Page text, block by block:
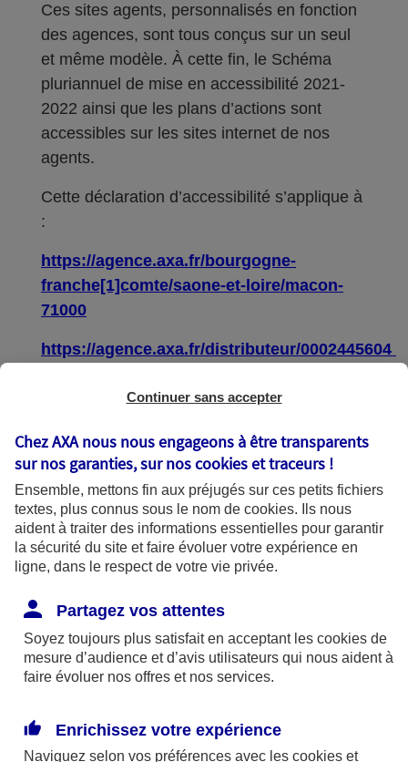
Ces sites agents, personnalisés en fonction
des agences, sont tous conçus sur un seul
et même modèle. À cette fin, le Schéma
pluriannuel de mise en accessibilité 2021-
2022 ainsi que les plans d’actions sont
accessibles sur les sites internet de nos
agents.
Cette déclaration d’accessibilité s’applique à
:
https://agence.axa.fr/bourgogne-
franche[1]comte/saone-et-loire/macon-
71000
https://agence.axa.fr/distributeur/0002445604
https://agence.axa.fr/distributeur/0004587904
État de conformité
Les pages web :
https://agence.axa.fr/bourgogne-
franche[1]comte/saone-et-loire/macon-
https://agence.axa.fr/distributeur/0002445604
sont partiellement conformes avec le
Continuer sans accepter
Chez AXA nous nous engageons à être transparents
sur nos garanties, sur noscookies et traceurs !
Ensemble, mettons fin aux préjugés sur ces petits fichiers
textes, plus connus sous le nom de cookies. Ils nous
aident à traiter des informations essentielles pour garantir
la sécurité du site et faire évoluer votre expérience en
ligne, dans le respect de votre vie privée.
Partagez vos attentes
Soyez toujours plus satisfait en acceptant les cookies de
mesure d’audience et d’avis utilisateurs qui nous aident à
faire évoluer nos offres et nos services.
Enrichissez votre expérience
Naviguez selon vos préférences avec les cookies et